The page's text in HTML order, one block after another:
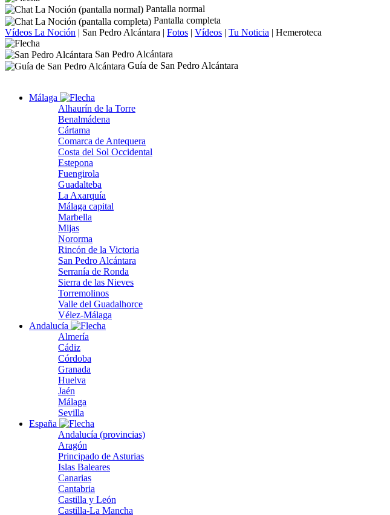
Pantalla normal
Pantalla completa
Vídeos La Noción | San Pedro Alcántara | Fotos | Vídeos | Tu Noticia | Hemeroteca
San Pedro Alcántara
Guía de San Pedro Alcántara
Málaga
Alhaurín de la Torre
Benalmádena
Cártama
Comarca de Antequera
Costa del Sol Occidental
Estepona
Fuengirola
Guadalteba
La Axarquía
Málaga capital
Marbella
Mijas
Nororma
Rincón de la Victoria
San Pedro Alcántara
Serranía de Ronda
Sierra de las Nieves
Torremolinos
Valle del Guadalhorce
Vélez-Málaga
Andalucía
Almería
Cádiz
Córdoba
Granada
Huelva
Jaén
Málaga
Sevilla
España
Andalucía (provincias)
Aragón
Principado de Asturias
Islas Baleares
Canarias
Cantabria
Castilla y León
Castilla-La Mancha